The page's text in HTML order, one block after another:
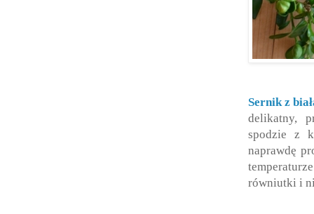
Sernik z
delikatny,
spodzie z
naprawdę
równiutki i